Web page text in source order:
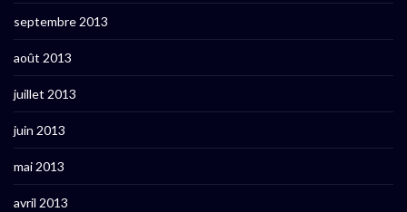
septembre 2013
août 2013
juillet 2013
juin 2013
mai 2013
avril 2013